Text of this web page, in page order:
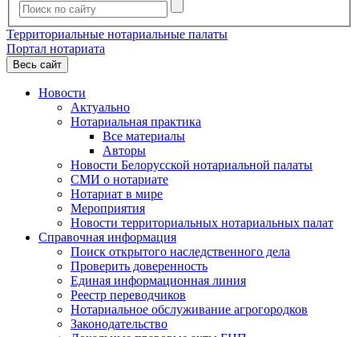
Территориальные нотариальные палаты
Портал нотариата
Весь сайт
Новости
Актуально
Нотариальная практика
Все материалы
Авторы
Новости Белорусской нотариальной палаты
СМИ о нотариате
Нотариат в мире
Мероприятия
Новости территориальных нотариальных палат
Справочная информация
Поиск открытого наследственного дела
Проверить доверенность
Единая информационная линия
Реестр переводчиков
Нотариальное обслуживание агрогородков
Законодательство